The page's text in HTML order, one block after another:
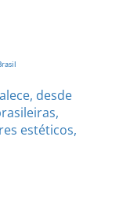
setembro
desde
estéticos,